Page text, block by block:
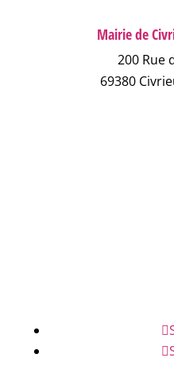
Mairie de
200 Rue
69380